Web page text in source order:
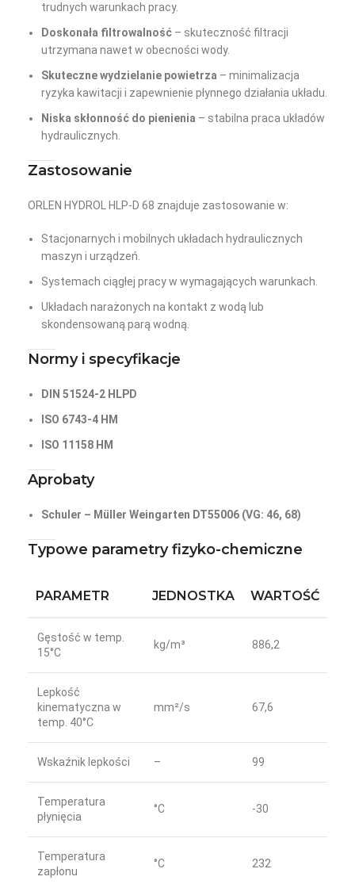
trudnych warunkach pracy.
Doskonała filtrowalność – skuteczność filtracji
utrzymana nawet w obecności wody.
Skuteczne wydzielanie powietrza – minimalizacja
ryzyka kawitacji i zapewnienie płynnego działania układu.
Niska skłonność do pienienia – stabilna praca układów
hydraulicznych.
Zastosowanie
ORLEN HYDROL HLP-D 68 znajduje zastosowanie w:
Stacjonarnych i mobilnych układach hydraulicznych
maszyn i urządzeń.
Systemach ciągłej pracy w wymagających warunkach.
Układach narażonych na kontakt z wodą lub
skondensowaną parą wodną.
Normy i specyfikacje
DIN 51524-2 HLPD
ISO 6743-4 HM
ISO 11158 HM
Aprobaty
Schuler – Müller Weingarten DT55006 (VG: 46, 68)
Typowe parametry fizyko-chemiczne
PARAMETR JEDNOSTKA WARTOŚĆ
Gęstość w temp.
15°C
kg/m³ 886,2
Lepkość
kinematyczna w
temp. 40°C
mm²/s 67,6
Wskaźnik lepkości – 99
Temperatura
płynięcia
°C -30
Temperatura
zapłonu
°C 232